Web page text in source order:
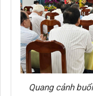
Quang cảnh